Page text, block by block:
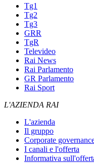
Tg1
Tg2
Tg3
GRR
TgR
Televideo
Rai News
Rai Parlamento
GR Parlamento
Rai Sport
L'AZIENDA RAI
L'azienda
Il gruppo
Corporate
I canali e l'offerta
Informativa